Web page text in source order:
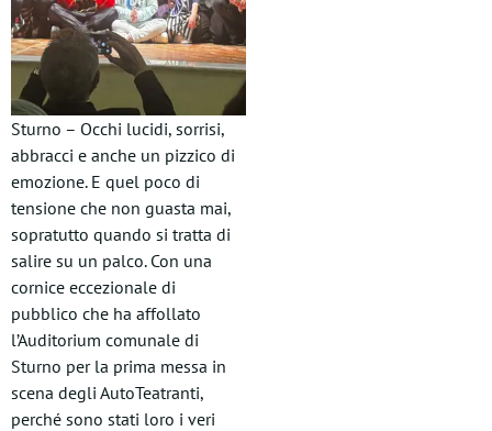
Sturno – Occhi lucidi, sorrisi,
abbracci e anche un pizzico di
emozione. E quel poco di
tensione che non guasta mai,
sopratutto quando si tratta di
salire su un palco. Con una
cornice eccezionale di
pubblico che ha affollato
l’Auditorium comunale di
Sturno per la prima messa in
scena degli AutoTeatranti,
perché sono stati loro i veri